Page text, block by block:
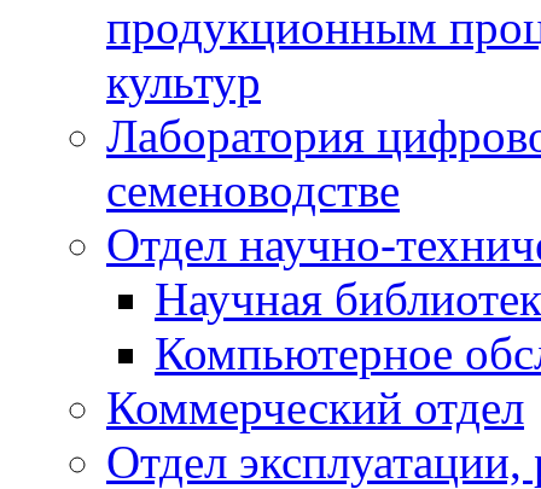
продукционным
культур
Лаборатория
семеноводстве
Отдел научно-
Научная
Компьютерное
Коммерческий отдел
Отдел